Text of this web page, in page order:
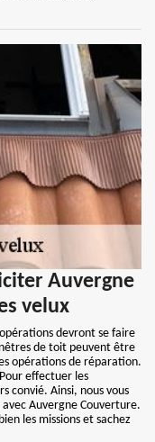
Auvergne
velux
devront se faire
de toit peuvent être
opérations de réparation.
effectuer les
convié. Ainsi, nous vous
Auvergne Couverture.
les missions et sachez